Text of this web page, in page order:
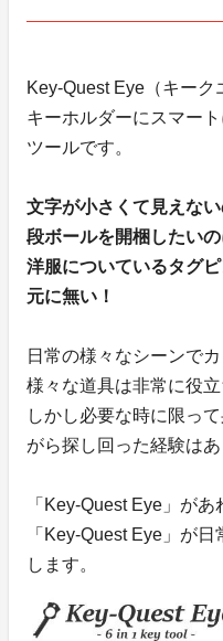
Key-Quest Eye（キーク
キーホルダーにスマー
ツールです。
文字が小さくて見えな
段ボールを開梱したい
洋服についているタグ
元に無い！
日常の様々なシーンで
様々な道具は非常に役立
しかし必要な時に限っ
がら探し回った経験は
「Key-Quest Eye」があ
「Key-Quest Eye」が
します。